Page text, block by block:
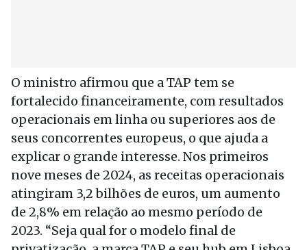
O ministro afirmou que a TAP tem se
fortalecido financeiramente, com resultados
operacionais em linha ou superiores aos de
seus concorrentes europeus, o que ajuda a
explicar o grande interesse. Nos primeiros
nove meses de 2024, as receitas operacionais
atingiram 3,2 bilhões de euros, um aumento
de 2,8% em relação ao mesmo período de
2023. “Seja qual for o modelo final de